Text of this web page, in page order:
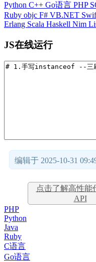
Python C++ Go语言 PHP
Ruby objc F# VB.NET
Erlang Scala Haskell Nim
JS在线运行
编辑于 2025-10-31
点击了解高性能
API
PHP
Python
Java
Ruby
C语言
Go语言